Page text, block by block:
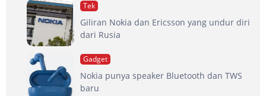
Tek
Giliran Nokia dan Ericsson yang undur diri
dari Rusia
Gadget
Nokia punya speaker Bluetooth dan TWS
baru